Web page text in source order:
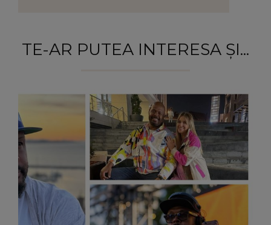
TE-AR PUTEA INTERESA ȘI...